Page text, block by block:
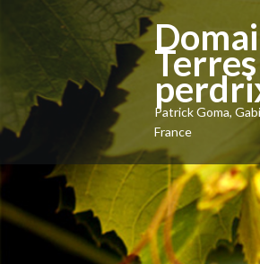
Patrick Goma,
France